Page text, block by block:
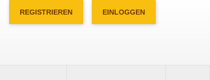
REGISTRIEREN EINLOGGEN